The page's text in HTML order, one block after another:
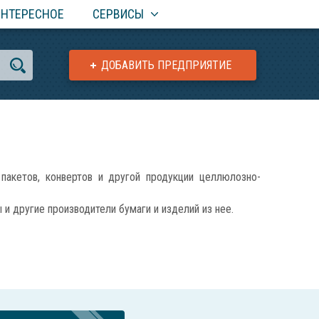
СЕРВИСЫ
ДОБАВИТЬ ПРЕДПРИЯТИЕ
конвертов и другой продукции целлюлозно-
производители бумаги и изделий из нее.